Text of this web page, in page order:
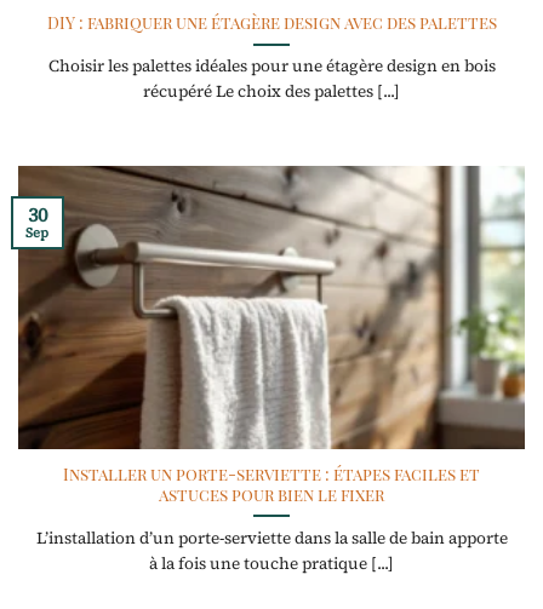
DIY : fabriquer une étagère design avec des palettes
Choisir les palettes idéales pour une étagère design en bois
récupéré Le choix des palettes [...]
Installer un porte-serviette : étapes faciles et
astuces pour bien le fixer
L’installation d’un porte-serviette dans la salle de bain apporte
à la fois une touche pratique [...]
30
Sep